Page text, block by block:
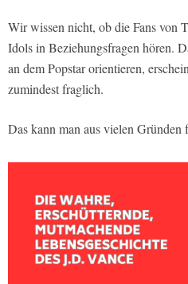
Wir wissen nicht, ob die Fans von
Idols in Beziehungsfragen hören.
an dem Popstar orientieren,
zumindest fraglich.
Das kann man aus vielen